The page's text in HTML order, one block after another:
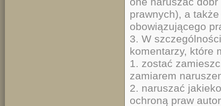
prawnych), a
obowiązującego
3. W
komentarzy, które
1. zostać
zamiarem
2. naruszać
ochroną praw